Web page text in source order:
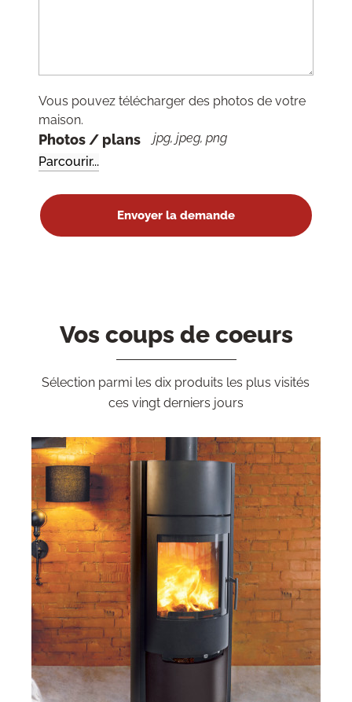
Vous pouvez télécharger des photos de votre
maison.
Photos / plans jpg, jpeg, png
Vos coups de coeurs
Sélection parmi les dix produits les plus visités
ces vingt derniers jours